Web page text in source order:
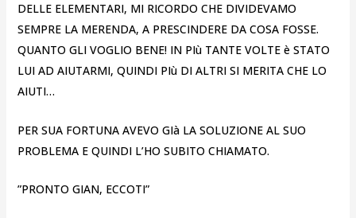
DELLE ELEMENTARI, MI RICORDO CHE DIVIDEVAMO
SEMPRE LA MERENDA, A PRESCINDERE DA COSA FOSSE.
QUANTO GLI VOGLIO BENE! IN PIù TANTE VOLTE è STATO
LUI AD AIUTARMI, QUINDI PIù DI ALTRI SI MERITA CHE LO
AIUTI…
PER SUA FORTUNA AVEVO GIà LA SOLUZIONE AL SUO
PROBLEMA E QUINDI L’HO SUBITO CHIAMATO.
”PRONTO GIAN, ECCOTI”